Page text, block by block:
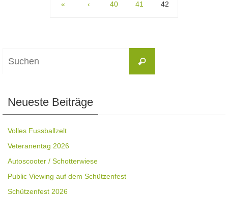
« ‹ 40 41 42
Suchen
Neueste Beiträge
Volles Fussballzelt
Veteranentag 2026
Autoscooter / Schotterwiese
Public Viewing auf dem Schützenfest
Schützenfest 2026